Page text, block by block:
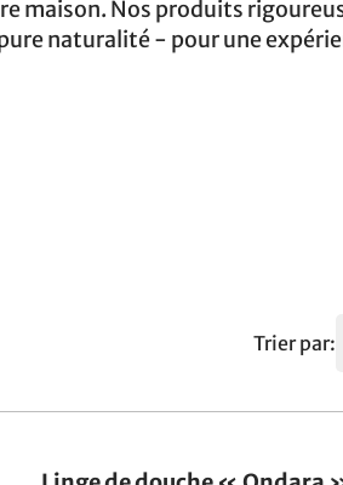
maison. Nos produits
naturalité - pour une
Trier par: